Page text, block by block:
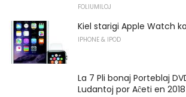
FOLIUMILOJ
Kiel starigi Apple Watch
IPHONE & IPOD
La 7 Pli bonaj Porteblaj
Ludantoj por Aĉeti en 2018